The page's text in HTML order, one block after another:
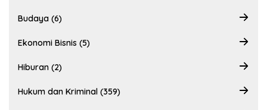
Budaya (6)
Ekonomi Bisnis (5)
Hiburan (2)
Hukum dan Kriminal (359)